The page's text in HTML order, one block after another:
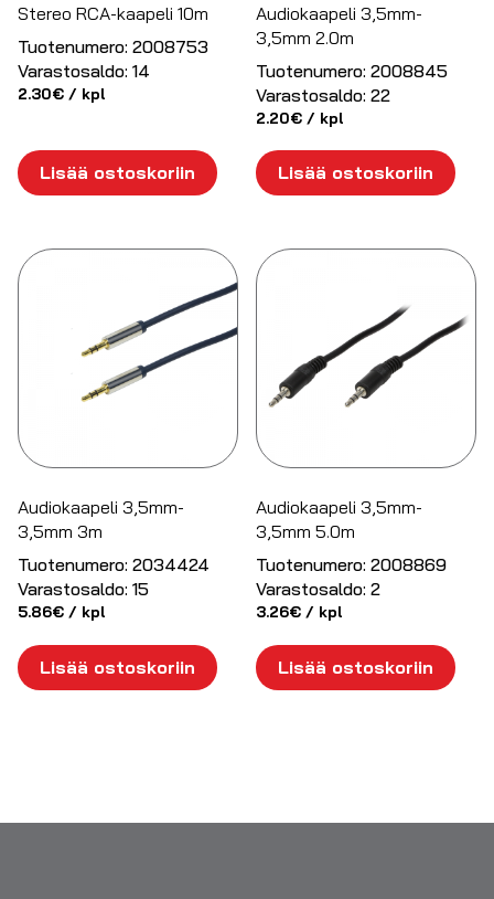
Stereo RCA-kaapeli 10m
Tuotenumero: 2008753
Varastosaldo: 14
2.30€ / kpl
Lisää ostoskoriin
Audiokaapeli 3,5mm-
3,5mm 2.0m
Tuotenumero: 2008845
Varastosaldo: 22
2.20€ / kpl
Lisää ostoskoriin
Audiokaapeli 3,5mm-
3,5mm 3m
Tuotenumero: 2034424
Varastosaldo: 15
5.86€ / kpl
Lisää ostoskoriin
Audiokaapeli 3,5mm-
3,5mm 5.0m
Tuotenumero: 2008869
Varastosaldo: 2
3.26€ / kpl
Lisää ostoskoriin